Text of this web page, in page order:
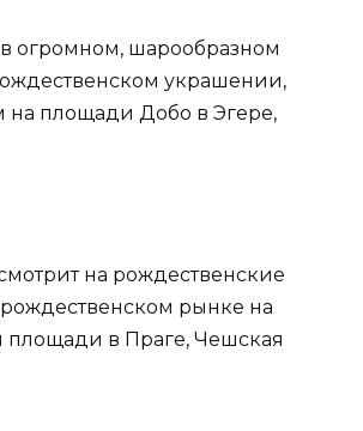
огромном, шарообразном
украшении,
на площади Добо в Эгере,
на рождественские
рынке на
площади в Праге, Чешская